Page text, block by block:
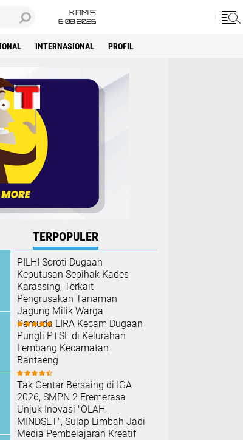
KAMIS
6 08 2026
INTERNASIONAL PROFIL
TERPOPULER
PILHI Soroti Dugaan
Keputusan Sepihak Kades
Karassing, Terkait
Pengrusakan Tanaman
Jagung Milik Warga
Pemuda LIRA Kecam Dugaan
Pungli PTSL di Kelurahan
Lembang Kecamatan
Bantaeng
Tak Gentar Bersaing di IGA
2026, SMPN 2 Eremerasa
Unjuk Inovasi "OLAH
MINDSET", Sulap Limbah Jadi
Media Pembelajaran Kreatif